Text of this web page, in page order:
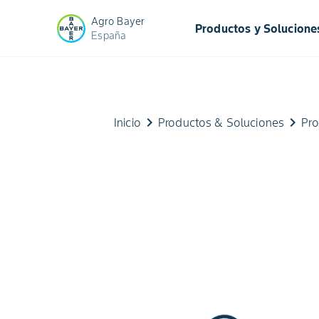
Agro Bayer
España
Productos y
Inicio keyboard_arrow_right Productos & Soluciones keyboard_arrow_right